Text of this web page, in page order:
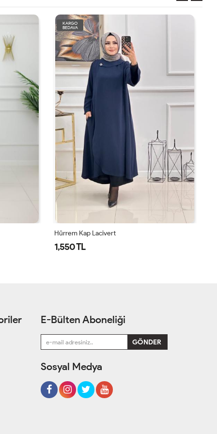
KARGO
BEDAVA
SİBEL KAP-LACİVERT Lacivert
1,400 TL
E-Bülten Aboneliği
Sosyal Medya